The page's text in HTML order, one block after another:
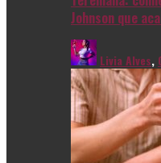
Johnson que
Livia Alves,